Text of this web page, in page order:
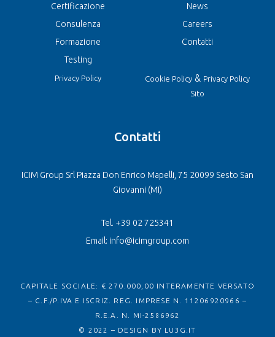
Certificazione
Consulenza
Formazione
Testing
Privacy Policy
News
Careers
Contatti
Cookie Policy& Privacy Policy
Sito
Contatti
ICIM Group Srl Piazza Don Enrico Mapelli, 75 20099 Sesto San
Giovanni (MI)
Tel. +39 02 725341
Email: info@icimgroup.com
CAPITALE SOCIALE: € 270.000,00 INTERAMENTE VERSATO
– C.F./P.IVA E ISCRIZ. REG. IMPRESE N. 11206920966 –
R.E.A. N. MI-2586962
© 2022 – DESIGN BY LU3G.IT